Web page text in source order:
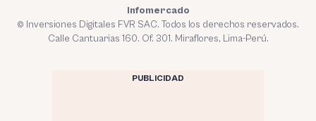
Infomercado
© Inversiones Digitales FVR SAC. Todos los derechos reservados.
Calle Cantuarias 160. Of. 301. Miraflores, Lima-Perú.
PUBLICIDAD